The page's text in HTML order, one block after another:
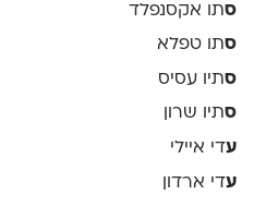
סתו אקסנפלד
סתו טפלא
סתיו עסיס
סתיו שרון
עדי איילי
עדי ארדון